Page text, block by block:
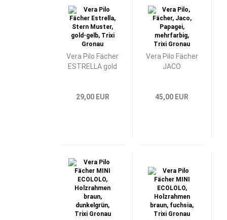
Vera Pilo Fächer
ESTRELLA gold
29,00 EUR
Vera Pilo Fächer
JACO
45,00 EUR